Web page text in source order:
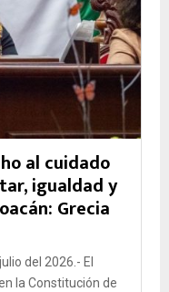
al cuidado
igualdad y
Grecia
del 2026.- El
la Constitución de